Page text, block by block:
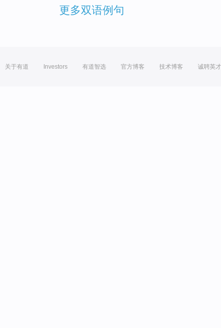
更多双语例句
关于有道 Investors 有道智选 官方博客 技术博客 诚聘英才